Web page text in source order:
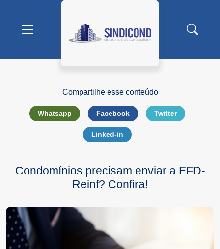
Mostrar/Esconder
Buscar
Compartilhe esse conteúdo
Whatsapp Facebook Twitter
Linked-in
Condomínios precisam enviar a EFD-
Reinf? Confira!